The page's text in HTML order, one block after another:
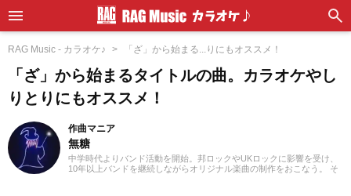
RAG Music - カラオケ♪ 「ざ」から始まる...りにもオススメ！
「ざ」から始まるタイトルの曲。カラオケやし
りとりにもオススメ！
作曲マニア
無糖
中学時代よりバンド活動を開始。邦ロックやUKロックに影響を受け、
10年以上バンドを継続しながらオリジナル楽曲の制作をおこなう。 そ